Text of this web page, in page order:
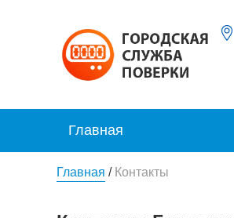
Главная
Главная / Контакты